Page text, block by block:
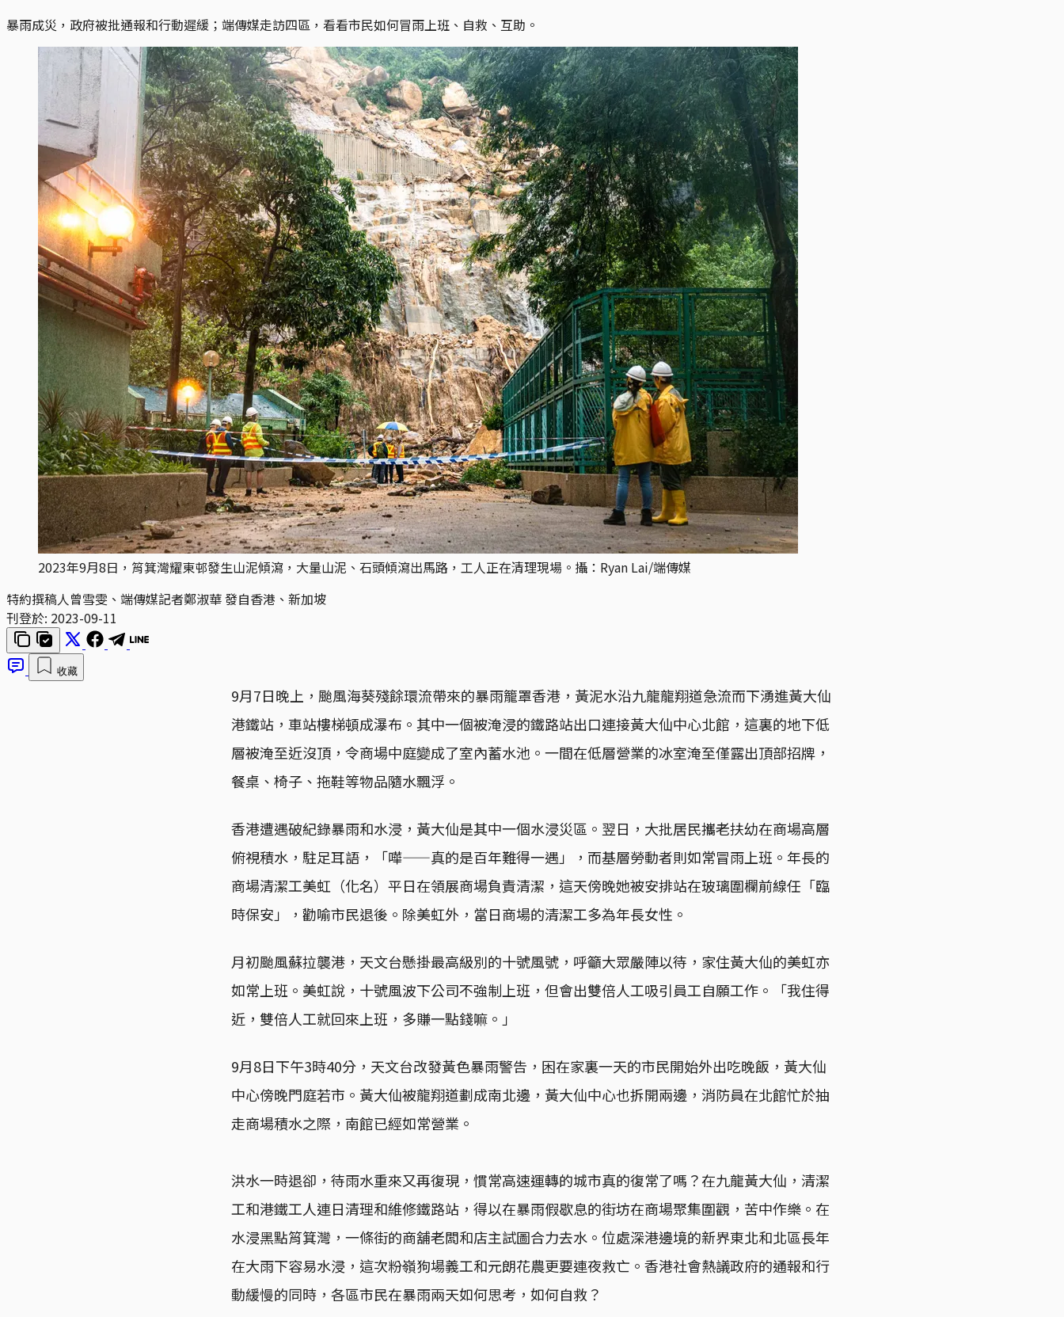
暴雨成災，政府被批通報和行動遲緩；端傳媒走訪四區，看看市民如何冒雨上班、自救、互助。
2023年9月8日，筲箕灣耀東邨發生山泥傾瀉，大量山泥、石頭傾瀉出馬路，工人正在清理現場。攝：Ryan Lai/端傳媒
特約撰稿人曾雪雯、端傳媒記者鄭淑華 發自香港、新加坡
刊登於: 2023-09-11
收藏
9月7日晚上，颱風海葵殘餘環流帶來的暴雨籠罩香港，黃泥水沿九龍龍翔道急流而下湧進黃大仙
港鐵站，車站樓梯頓成瀑布。其中一個被淹浸的鐵路站出口連接黃大仙中心北館，這裏的地下低
層被淹至近沒頂，令商場中庭變成了室內蓄水池。一間在低層營業的冰室淹至僅露出頂部招牌，
餐桌、椅子、拖鞋等物品隨水飄浮。
香港遭遇破紀錄暴雨和水浸，黃大仙是其中一個水浸災區。翌日，大批居民攜老扶幼在商場高層
俯視積水，駐足耳語，「嘩——真的是百年難得一遇」，而基層勞動者則如常冒雨上班。年長的
商場清潔工美虹（化名）平日在領展商場負責清潔，這天傍晚她被安排站在玻璃圍欄前線任「臨
時保安」，勸喻市民退後。除美虹外，當日商場的清潔工多為年長女性。
月初颱風蘇拉襲港，天文台懸掛最高級別的十號風號，呼籲大眾嚴陣以待，家住黃大仙的美虹亦
如常上班。美虹說，十號風波下公司不強制上班，但會出雙倍人工吸引員工自願工作。「我住得
近，雙倍人工就回來上班，多賺一點錢嘛。」
9月8日下午3時40分，天文台改發黃色暴雨警告，困在家裏一天的市民開始外出吃晚飯，黃大仙
中心傍晚門庭若市。黃大仙被龍翔道劃成南北邊，黃大仙中心也拆開兩邊，消防員在北館忙於抽
走商場積水之際，南館已經如常營業。
洪水一時退卻，待雨水重來又再復現，慣常高速運轉的城市真的復常了嗎？在九龍黃大仙，清潔
工和港鐵工人連日清理和維修鐵路站，得以在暴雨假歇息的街坊在商場聚集圍觀，苦中作樂。在
水浸黑點筲箕灣，一條街的商舖老闆和店主試圖合力去水。位處深港邊境的新界東北和北區長年
在大雨下容易水浸，這次粉嶺狗場義工和元朗花農更要連夜救亡。香港社會熱議政府的通報和行
動緩慢的同時，各區市民在暴雨兩天如何思考，如何自救？